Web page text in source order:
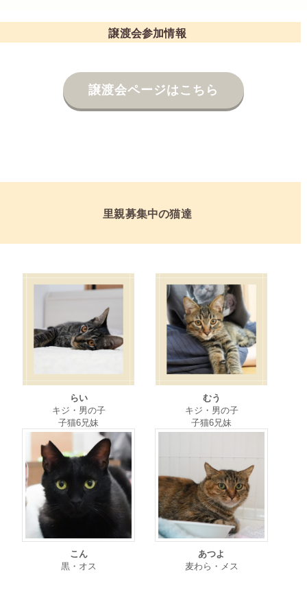
譲渡会参加情報
譲渡会ページはこちら
里親募集中の猫達
らい
キジ・男の子
子猫6兄妹
むう
キジ・男の子
子猫6兄妹
こん
黒・オス
あつよ
麦わら・メス